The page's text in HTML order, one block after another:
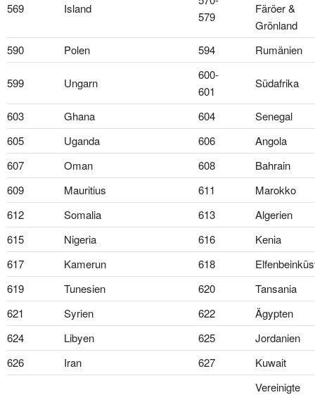
569 Island
579
Färöer &
Grönland
590
Polen 594 Rumänien
599 Ungarn
600-
601
Südafrika
603 Ghana 604
Senegal
605
Uganda 606
Angola
607
Oman 608
Bahrain
609
Mauritius 611
Marokko
612
Somalia 613
Algerien
615
Nigeria 616
Kenia
617
Kamerun 618
619
Tunesien 620
Tansania
621
Syrien 622
Ägypten
624
Libyen 625
Jordanien
626
Iran 627 Kuwait
Vereinigte